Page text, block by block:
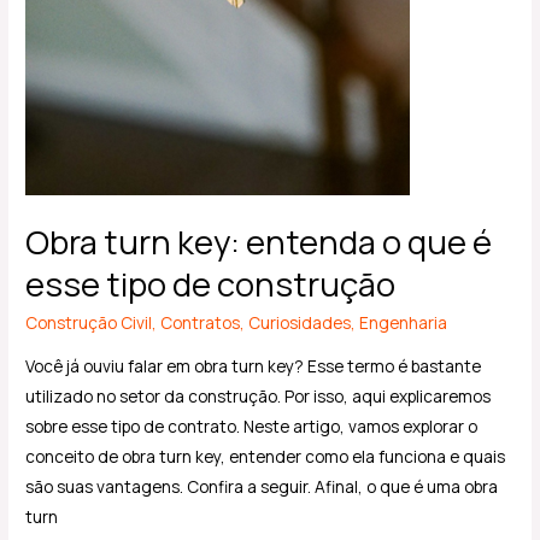
Obra turn key: entenda o que é
esse tipo de construção
Construção Civil, Contratos, Curiosidades,Engenharia
Você já ouviu falar em obra turn key? Esse termo é bastante
utilizado no setor da construção. Por isso, aqui explicaremos
sobre esse tipo de contrato. Neste artigo, vamos explorar o
conceito de obra turn key, entender como ela funciona e quais
são suas vantagens. Confira a seguir. Afinal, o que é uma obra
turn